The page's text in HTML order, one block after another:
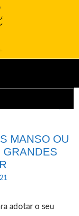
MANSO OU
GRANDES
adotar o seu